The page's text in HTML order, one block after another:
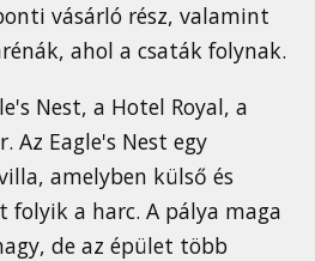
vásárló rész, valamint
ahol a csaták folynak.
Nest, a Hotel Royal, a
Az Eagle's Nest egy
amelyben külső és
folyik a harc. A pálya maga
de az épület több